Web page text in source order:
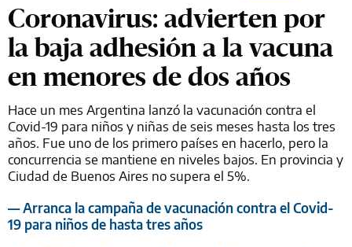
Coronavirus: advierten por
la baja adhesión a la vacuna
en menores de dos años
Hace un mes Argentina lanzó la vacunación contra el
Covid-19 para niños y niñas de seis meses hasta los tres
años. Fue uno de los primero países en hacerlo, pero la
concurrencia se mantiene en niveles bajos. En provincia y
Ciudad de Buenos Aires no supera el 5%.
— Arranca la campaña de vacunación contra el Covid-
19 para niños de hasta tres años